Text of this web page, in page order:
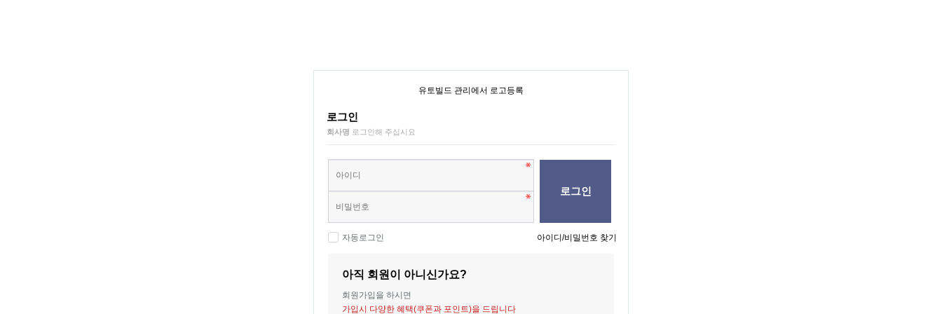
유토빌드 관리에서 로고등록
로그인
회사명 로그인해 주십시요
로그인
자동로그인 아이디/비밀번호 찾기
아직 회원이 아니신가요?
회원가입을 하시면
가입시 다양한 혜택(쿠폰과 포인트)을 드립니다